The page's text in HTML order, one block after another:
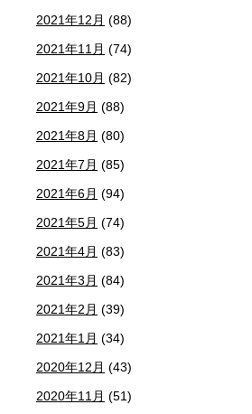
2021年12月 (88)
2021年11月 (74)
2021年10月 (82)
2021年9月 (88)
2021年8月 (80)
2021年7月 (85)
2021年6月 (94)
2021年5月 (74)
2021年4月 (83)
2021年3月 (84)
2021年2月 (39)
2021年1月 (34)
2020年12月 (43)
2020年11月 (51)